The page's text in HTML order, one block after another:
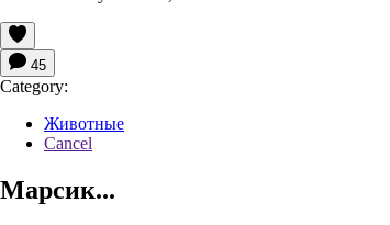
45
Category:
Животные
Cancel
Марсик...